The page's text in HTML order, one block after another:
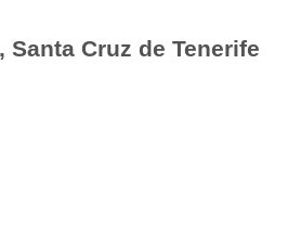
Cruz de Tenerife